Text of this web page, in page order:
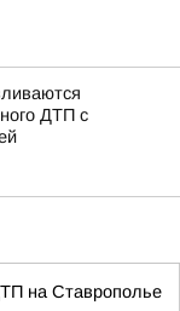
ДТП с
на Ставрополье